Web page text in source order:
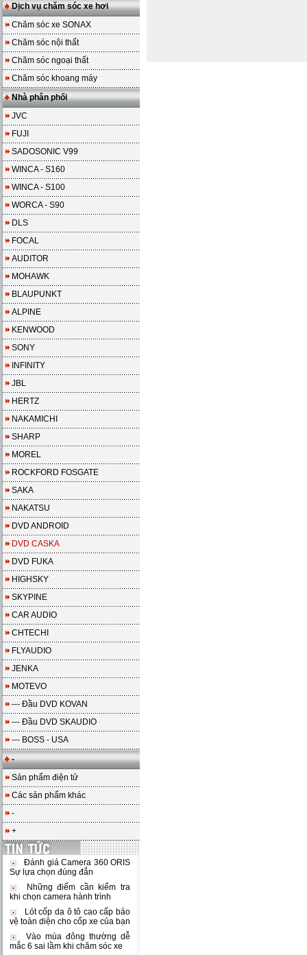
Dịch vụ chăm sóc xe hơi
Chăm sóc xe SONAX
Chăm sóc nội thất
Chăm sóc ngoại thất
Chăm sóc khoang máy
Nhà phân phối
JVC
FUJI
SADOSONIC V99
WINCA - S160
WINCA - S100
WORCA - S90
DLS
FOCAL
AUDITOR
MOHAWK
BLAUPUNKT
ALPINE
KENWOOD
SONY
INFINITY
JBL
HERTZ
NAKAMICHI
SHARP
MOREL
ROCKFORD FOSGATE
SAKA
NAKATSU
DVD ANDROID
DVD CASKA
DVD FUKA
HIGHSKY
SKYPINE
CAR AUDIO
CHTECHI
FLYAUDIO
JENKA
MOTEVO
--- Đầu DVD KOVAN
--- Đầu DVD SKAUDIO
--- BOSS - USA
-
Sản phẩm điện tử
Các sản phẩm khác
-
+
Đánh giá Camera 360 ORIS
Sự lựa chọn đúng đắn
Những điểm cần kiểm tra
khi chọn camera hành trình
Lót cốp da ô tô cao cấp bảo
vệ toàn diện cho cốp xe của bạn
Vào mùa đông thường dễ
mắc 6 sai lầm khi chăm sóc xe